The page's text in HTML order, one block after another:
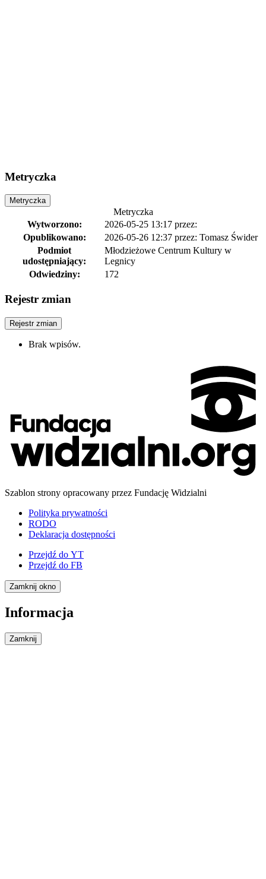
Metryczka
Metryczka
Metryczka
Wytworzono:
2026-05-25 13:17 przez:
Opublikowano:
2026-05-26 12:37 przez: Tomasz Świder
Podmiot
udostępniający:
Młodzieżowe Centrum Kultury w
Legnicy
Odwiedziny:
172
Rejestr zmian
Rejestr zmian
Brak wpisów.
Szablon strony opracowany przez Fundację Widzialni
Polityka prywatności
RODO
Deklaracja dostępności
Przejdź do YT
Przejdź do FB
Zamknij okno
Informacja
Zamknij